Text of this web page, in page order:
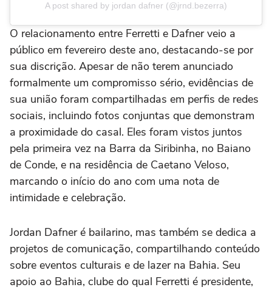
A post shared by jordan dafner (@jrnd.bezerra)
O relacionamento entre Ferretti e Dafner veio a
público em fevereiro deste ano, destacando-se por
sua discrição. Apesar de não terem anunciado
formalmente um compromisso sério, evidências de
sua união foram compartilhadas em perfis de redes
sociais, incluindo fotos conjuntas que demonstram
a proximidade do casal. Eles foram vistos juntos
pela primeira vez na Barra da Siribinha, no Baiano
de Conde, e na residência de Caetano Veloso,
marcando o início do ano com uma nota de
intimidade e celebração.
Jordan Dafner é bailarino, mas também se dedica a
projetos de comunicação, compartilhando conteúdo
sobre eventos culturais e de lazer na Bahia. Seu
apoio ao Bahia, clube do qual Ferretti é presidente,